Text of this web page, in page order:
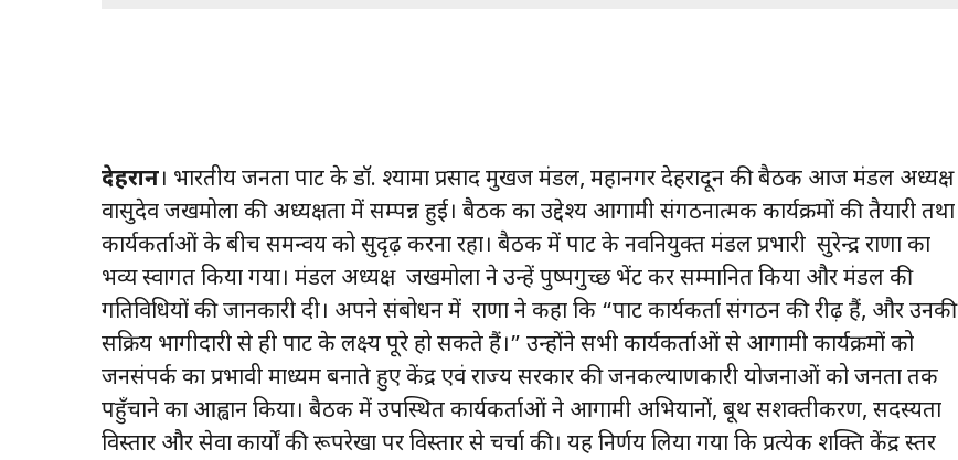
देहरादून। भारतीय जनता पार्टी के डॉ. श्यामा प्रसाद मुखर्जी मंडल, महानगर देहरादून की बैठक आज मंडल अध्यक्ष
वासुदेव जखमोला की अध्यक्षता में सम्पन्न हुई। बैठक का उद्देश्य आगामी संगठनात्मक कार्यक्रमों की तैयारी तथा
कार्यकर्ताओं के बीच समन्वय को सुदृढ़ करना रहा। बैठक में पार्टी के नवनियुक्त मंडल प्रभारी सुरेन्द्र राणा का
भव्य स्वागत किया गया। मंडल अध्यक्ष जखमोला ने उन्हें पुष्पगुच्छ भेंट कर सम्मानित किया और मंडल की
गतिविधियों की जानकारी दी। अपने संबोधन में राणा ने कहा कि “पार्टी कार्यकर्ता संगठन की रीढ़ हैं, और उनकी
सक्रिय भागीदारी से ही पार्टी के लक्ष्य पूरे हो सकते हैं।” उन्होंने सभी कार्यकर्ताओं से आगामी कार्यक्रमों को
जनसंपर्क का प्रभावी माध्यम बनाते हुए केंद्र एवं राज्य सरकार की जनकल्याणकारी योजनाओं को जनता तक
पहुँचाने का आह्वान किया। बैठक में उपस्थित कार्यकर्ताओं ने आगामी अभियानों, बूथ सशक्तीकरण, सदस्यता
विस्तार और सेवा कार्यों की रूपरेखा पर विस्तार से चर्चा की। यह निर्णय लिया गया कि प्रत्येक शक्ति केंद्र स्तर